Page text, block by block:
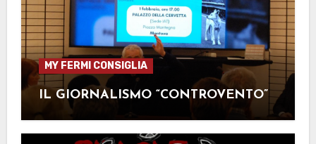
MY FERMI CONSIGLIA
IL GIORNALISMO “CONTROVENTO”